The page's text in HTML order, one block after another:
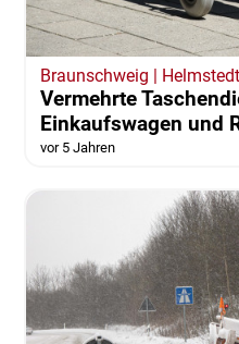
Braunschweig | Helmstedt
Vermehrte
Einkaufswagen und
vor 5 Jahren